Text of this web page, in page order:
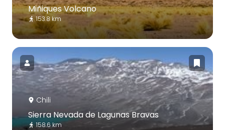
Miñiques Volcano
153.8 km
Chili
Sierra Nevada de Lagunas Bravas
158.6 km